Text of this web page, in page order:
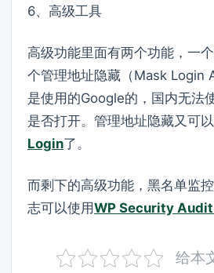
6、高级工具
高级功能里面有两个功能，一
个管理地址隐藏（Mask Login
是使用的Google的，国内无法
是否打开。管理地址隐藏又可
Login了。
而剩下的高级功能，黑名单监
志可以使用WP Security
给本